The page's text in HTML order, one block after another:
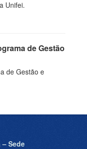
Unifei.
de Gestão
de Gestão e
Sede